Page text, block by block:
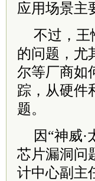
应用场景主
不过，王
的问题，尤
尔等厂商如
踪，从硬件
题。
因“神威
芯片漏洞问
计中心副主